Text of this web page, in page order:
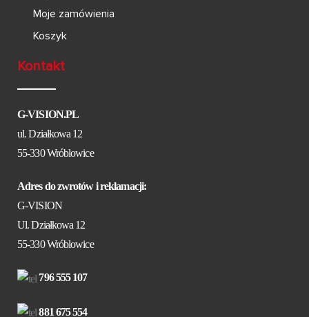
Moje zamówienia
Koszyk
Kontakt
G-VISION.PL
ul. Działkowa 12
55-330 Wróblowice
Adres do zwrotów i reklamacji:
G-VISION
Ul. Działkowa 12
55-330 Wróblowice
796 555 107
881 675 554